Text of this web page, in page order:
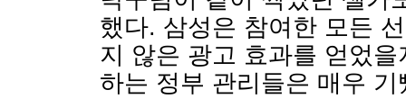
했다. 삼성은 참여한 모든
지 않은 광고 효과를 얻었
하는 정부 관리들은 매우